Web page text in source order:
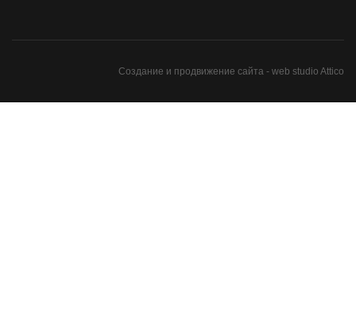
Создание и продвижение сайта - web studio Attico